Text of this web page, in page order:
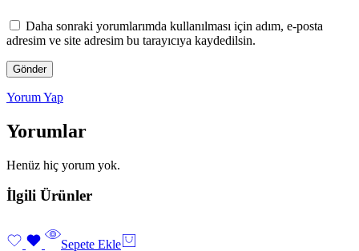
Daha sonraki yorumlarımda kullanılması için adım, e-posta
adresim ve site adresim bu tarayıcıya kaydedilsin.
Yorum Yap
Yorumlar
Henüz hiç yorum yok.
İlgili Ürünler
Sepete Ekle